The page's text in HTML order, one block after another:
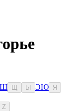
Ш Ы ЭЮ Я
Z